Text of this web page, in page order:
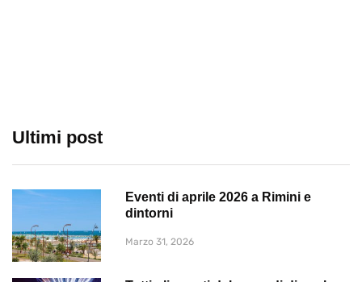
Ultimi post
Eventi di aprile 2026 a Rimini e
dintorni
Marzo 31, 2026